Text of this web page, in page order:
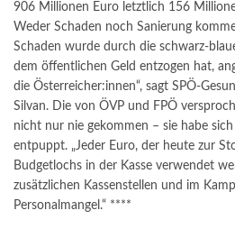
906 Millionen Euro letztlich 156
Weder Schaden noch Sanierung
Schaden wurde durch die schwarz-
dem öffentlichen Geld entzogen hat,
die Österreicher:innen“, sagt SPÖ-
Silvan. Die von ÖVP und FPÖ
nicht nur nie gekommen – sie habe
entpuppt. „Jeder Euro, der heute zur
Budgetlochs in der Kasse verwendet
zusätzlichen Kassenstellen und im
Personalmangel.“ ****